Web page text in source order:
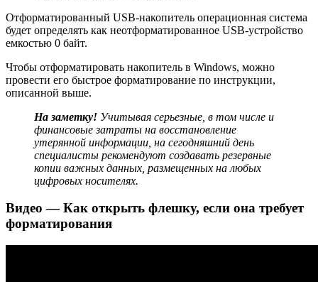
Отформатированный USB-накопитель операционная система
будет определять как неотформатированное USB-устройство
емкостью 0 байт.
Чтобы отформатировать накопитель в Windows, можно
провести его быстрое форматирование по инструкции,
описанной выше.
На заметку! Учитывая серьезные, в том числе и
финансовые затраты на восстановление
утерянной информации, на сегодняшний день
специалисты рекомендуют создавать резервные
копии важных данных, размещенных на любых
цифровых носителях.
Видео — Как открыть флешку, если она требует
форматирования